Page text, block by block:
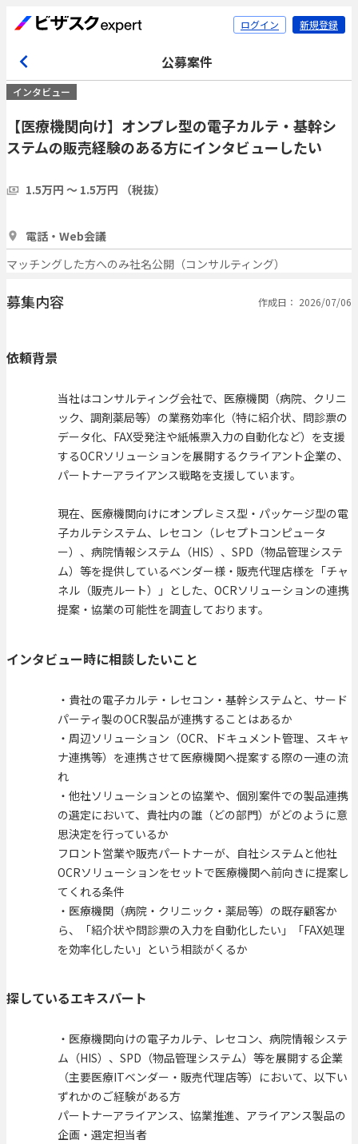
ログイン 新規登録
公募案件
インタビュー
【医療機関向け】オンプレ型の電子カルテ・基幹シ
ステムの販売経験のある方にインタビューしたい
1.5万円 〜 1.5万円 （税抜）
電話・Web会議
マッチングした方へのみ社名公開（コンサルティング）
募集内容 作成日： 2026/07/06
依頼背景
当社はコンサルティング会社で、医療機関（病院、クリニ
ック、調剤薬局等）の業務効率化（特に紹介状、問診票の
データ化、FAX受発注や紙帳票入力の自動化など）を支援
するOCRソリューションを展開するクライアント企業の、
パートナーアライアンス戦略を支援しています。
現在、医療機関向けにオンプレミス型・パッケージ型の電
子カルテシステム、レセコン（レセプトコンピュータ
ー）、病院情報システム（HIS）、SPD（物品管理システ
ム）等を提供しているベンダー様・販売代理店様を「チャ
ネル（販売ルート）」とした、OCRソリューションの連携
提案・協業の可能性を調査しております。
インタビュー時に相談したいこと
・貴社の電子カルテ・レセコン・基幹システムと、サード
パーティ製のOCR製品が連携することはあるか
・周辺ソリューション（OCR、ドキュメント管理、スキャ
ナ連携等）を連携させて医療機関へ提案する際の一連の流
れ
・他社ソリューションとの協業や、個別案件での製品連携
の選定において、貴社内の誰（どの部門）がどのように意
思決定を行っているか
フロント営業や販売パートナーが、自社システムと他社
OCRソリューションをセットで医療機関へ前向きに提案し
てくれる条件
・医療機関（病院・クリニック・薬局等）の既存顧客か
ら、「紹介状や問診票の入力を自動化したい」「FAX処理
を効率化したい」という相談がくるか
探しているエキスパート
・医療機関向けの電子カルテ、レセコン、病院情報システ
ム（HIS）、SPD（物品管理システム）等を展開する企業
（主要医療ITベンダー・販売代理店等）において、以下い
ずれかのご経験がある方
パートナーアライアンス、協業推進、アライアンス製品の
企画・選定担当者